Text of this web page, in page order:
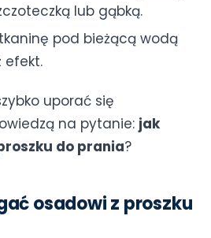
lub gąbką.
pod bieżącą wodą
efekt.
uporać się
na pytanie: jak
do prania?
osadowi z proszku